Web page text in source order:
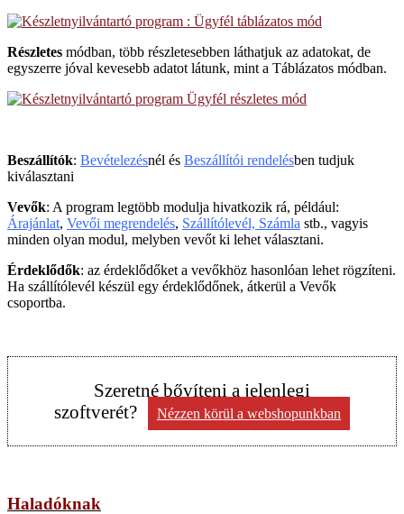
Részletes módban, több részletesebben láthatjuk az adatokat, de
egyszerre jóval kevesebb adatot látunk, mint a Táblázatos módban.
Beszállítók: Bevételezésnél és Beszállítói rendelésben tudjuk
kiválasztani
Vevők: A program legtöbb modulja hivatkozik rá, például:
Árajánlat, Vevői megrendelés, Szállítólevél, Számla stb., vagyis
minden olyan modul, melyben vevőt ki lehet választani.
Érdeklődők: az érdeklődőket a vevőkhöz hasonlóan lehet rögzíteni.
Ha szállítólevél készül egy érdeklődőnek, átkerül a Vevők
csoportba.
Szeretné bővíteni a jelenlegi
szoftverét?
Nézzen körül a webshopunkban
Haladóknak